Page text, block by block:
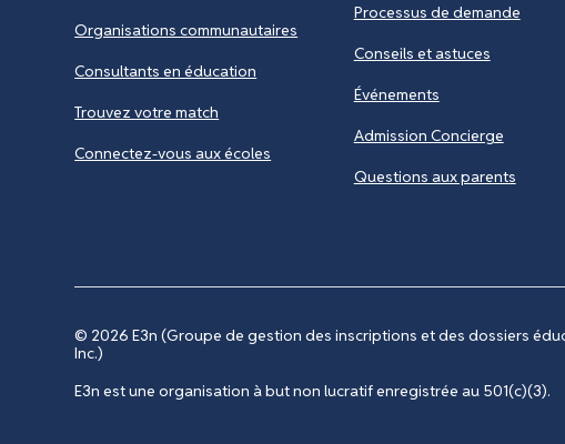
Organisations communautaires
Consultants en éducation
Trouvez votre match
Connectez-vous aux écoles
Processus de demande
Conseils et astuces
Événements
Admission Concierge
Questions aux parents
© 2026E3n (Groupe de gestion des inscriptions et des dossiers
Inc.)
E3n est une organisation à but non lucratif enregistrée au 501(c)(3).